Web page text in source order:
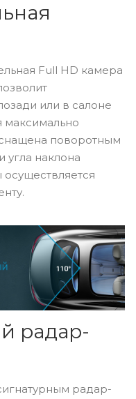
Full HD камера
или в салоне
максимально
поворотным
угла наклона
радар-
радар-